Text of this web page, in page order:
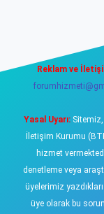
Reklam ve
Yasal Uyarı:Sitemiz,
İletişim Kurumu
hizmet
denetleme veya
üyelerimiz
üye olarak bu